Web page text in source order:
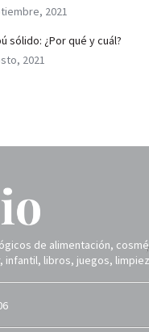
2021
sólido: ¿Por qué y cuál?
2021
de alimentación,
infantil, libros, juegos,